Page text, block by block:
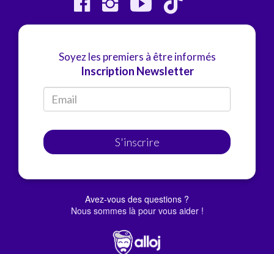
Soyez les premiers à être informés
Inscription Newsletter
S'inscrire
Avez-vous des questions ?
Nous sommes là pour vous aider !